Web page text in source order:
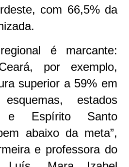
com 66,5% da
é marcante:
por exemplo,
superior a 59% em
esquemas, estados
e Espírito Santo
abaixo da meta”,
e professora do